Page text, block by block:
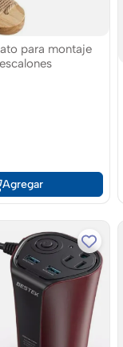
para montaje
Agregar